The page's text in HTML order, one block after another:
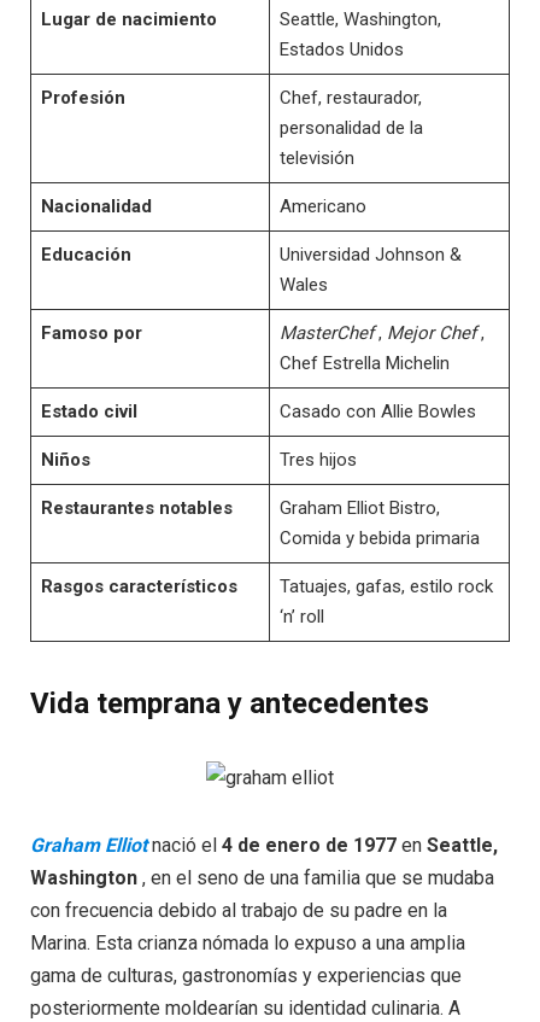
Lugar de nacimiento
Seattle, Washington,
Estados Unidos
Profesión
Chef, restaurador,
personalidad de la
televisión
Nacionalidad Americano
Educación
Universidad Johnson &
Wales
Famoso por MasterChef, Mejor Chef,
Chef Estrella Michelin
Estado civil Casado con Allie Bowles
Niños Tres hijos
Restaurantes notables
Graham Elliot Bistro,
Comida y bebida primaria
Rasgos característicos
Tatuajes, gafas, estilo rock
‘n’ roll
Vida temprana y antecedentes
Graham Elliotnació el 4 de enero de 1977 en Seattle,
Washington , en el seno de una familia que se mudaba
con frecuencia debido al trabajo de su padre en la
Marina. Esta crianza nómada lo expuso a una amplia
gama de culturas, gastronomías y experiencias que
posteriormente moldearían su identidad culinaria. A